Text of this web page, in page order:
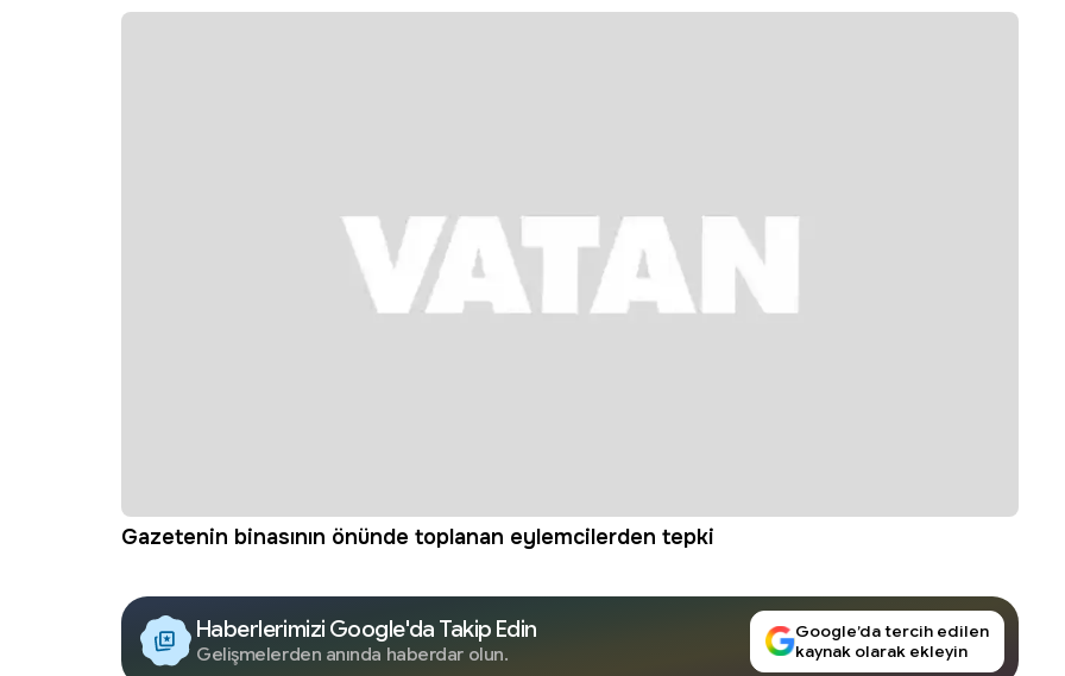
Gazetenin binasının önünde toplanan eylemcilerden tepki
Haberlerimizi Google'da Takip Edin
Gelişmelerden anında haberdar olun.
Google’da tercih edilen
kaynak olarak ekleyin